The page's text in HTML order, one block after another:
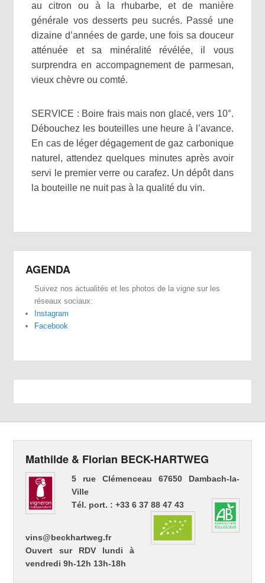
au citron ou à la rhubarbe, et de manière
générale vos desserts peu sucrés. Passé une
dizaine d’années de garde, une fois sa douceur
atténuée et sa minéralité révélée, il vous
surprendra en accompagnement de parmesan,
vieux chèvre ou comté.
SERVICE : Boire frais mais non glacé, vers 10°.
Débouchez les bouteilles une heure à l’avance.
En cas de léger dégagement de gaz carbonique
naturel, attendez quelques minutes après avoir
servi le premier verre ou carafez. Un dépôt dans
la bouteille ne nuit pas à la qualité du vin.
AGENDA
Suivez nos actualités et les photos de la vigne sur les
réseaux sociaux:
Instagram
Facebook
Mathilde & Florian BECK-HARTWEG
5 rue Clémenceau 67650 Dambach-la-
Ville
Tél. port. : +33 6 37 88 47 43
vins@beckhartweg.fr
Ouvert sur RDV lundi à
vendredi 9h-12h 13h-18h